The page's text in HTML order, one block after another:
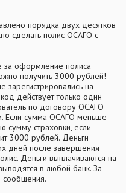
порядка двух десятков
сделать полис ОСАГО с
за оформление полиса
получить 3000 рублей!
зарегистрировались на
действует только один
по договору ОСАГО
Если сумма ОСАГО меньше
сумму страховки, если
3000 рублей. Деньги
дней после завершения
Деньги выплачиваются на
в любой банк. За